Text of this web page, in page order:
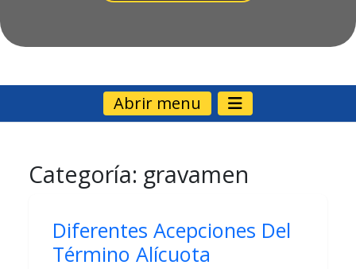
Abrir menu
Categoría: gravamen
Diferentes Acepciones Del
Término Alícuota